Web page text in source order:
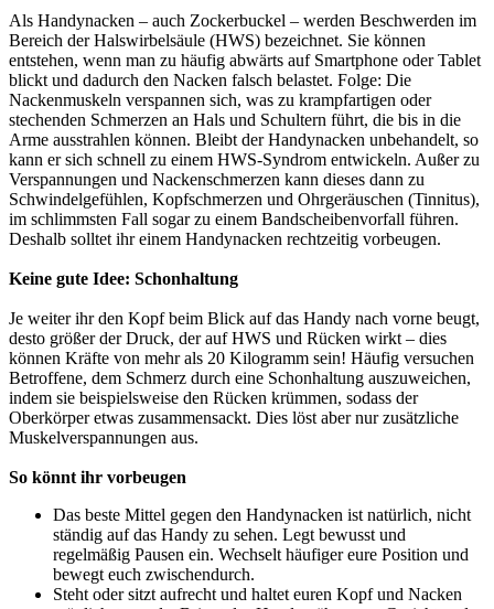
Als Handynacken – auch Zockerbuckel – werden Beschwerden im
Bereich der Halswirbelsäule (HWS) bezeichnet. Sie können
entstehen, wenn man zu häufig abwärts auf Smartphone oder Tablet
blickt und dadurch den Nacken falsch belastet. Folge: Die
Nackenmuskeln verspannen sich, was zu krampfartigen oder
stechenden Schmerzen an Hals und Schultern führt, die bis in die
Arme ausstrahlen können. Bleibt der Handynacken unbehandelt, so
kann er sich schnell zu einem HWS-Syndrom entwickeln. Außer zu
Verspannungen und Nackenschmerzen kann dieses dann zu
Schwindelgefühlen, Kopfschmerzen und Ohrgeräuschen (Tinnitus),
im schlimmsten Fall sogar zu einem Bandscheibenvorfall führen.
Deshalb solltet ihr einem Handynacken rechtzeitig vorbeugen.
Keine gute Idee: Schonhaltung
Je weiter ihr den Kopf beim Blick auf das Handy nach vorne beugt,
desto größer der Druck, der auf HWS und Rücken wirkt – dies
können Kräfte von mehr als 20 Kilogramm sein! Häufig versuchen
Betroffene, dem Schmerz durch eine Schonhaltung auszuweichen,
indem sie beispielsweise den Rücken krümmen, sodass der
Oberkörper etwas zusammensackt. Dies löst aber nur zusätzliche
Muskelverspannungen aus.
So könnt ihr vorbeugen
Das beste Mittel gegen den Handynacken ist natürlich, nicht
ständig auf das Handy zu sehen. Legt bewusst und
regelmäßig Pausen ein. Wechselt häufiger eure Position und
bewegt euch zwischendurch.
Steht oder sitzt aufrecht und haltet euren Kopf und Nacken